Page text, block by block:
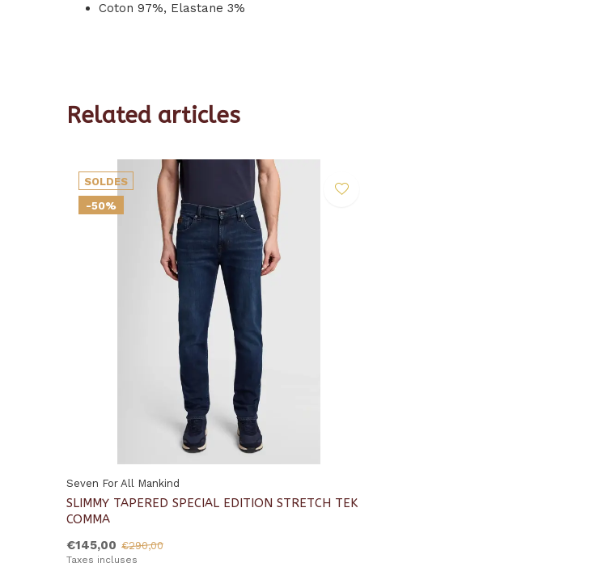
Coton 97%, Elastane 3%
Related articles
SOLDES
-50%
Seven For All Mankind
SLIMMY TAPERED SPECIAL EDITION STRETCH TEK
COMMA
€145,00 €290,00
Taxes incluses